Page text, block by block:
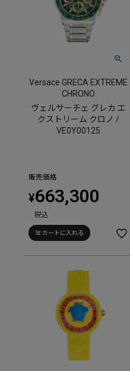
Versace GRECA EXTREME
CHRONO
ヴェルサーチェ グレカ エ
クストリーム クロノ /
VE0Y00125
販売価格
¥663,300
税込
カートに入れる